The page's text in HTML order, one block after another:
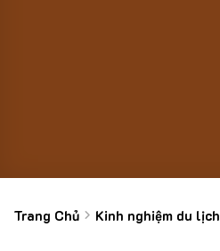
Trang Chủ Kinh nghiệm du lịch